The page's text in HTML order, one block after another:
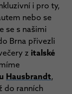
i pro ty,
nebo se
se s našimi
Brna přivezli
z italské
Hausbrandt,
do ranních